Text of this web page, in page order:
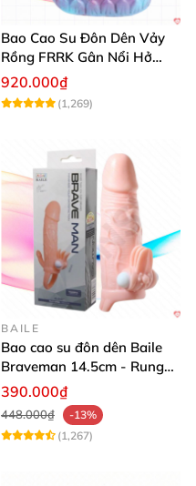
Bao Cao Su Đôn Dên Vảy
Rồng FRRK Gân Nổi Hở
Đầu 6 Màu
920.000₫
(1,269)
BAILE
Bao cao su đôn dên Baile
Braveman 14.5cm - Rung
điểm G, kích thích cực đỉnh
390.000₫
448.000₫
-13%
(1,267)